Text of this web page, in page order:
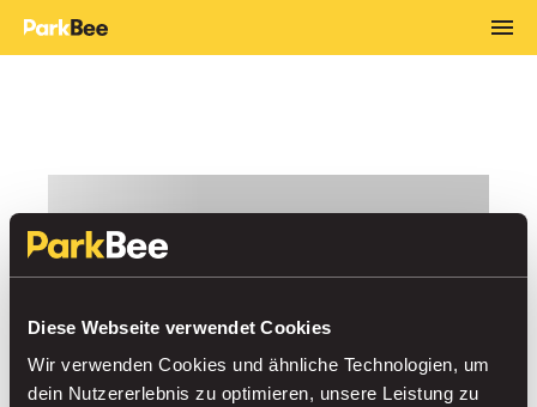
Diese Webseite verwendet Cookies
Wir verwenden Cookies und ähnliche Technologien, um
dein Nutzererlebnis zu optimieren, unsere Leistung zu